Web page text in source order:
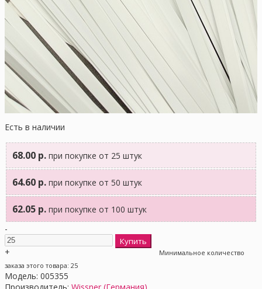
Есть в наличии
68.00 р. при покупке от 25 штук
64.60 р. при покупке от 50 штук
62.05 р. при покупке от 100 штук
-
+
Минимальное количество
заказа этого товара: 25
Модель: 005355